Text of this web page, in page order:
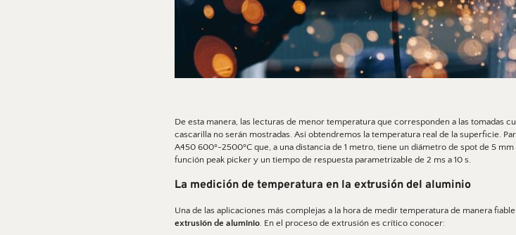
De esta manera, las lecturas de menor temperatura que corresponden a las tomadas
cascarilla no serán mostradas. Así obtendremos la temperatura real de la superficie.
A450 600º-2500ºC que, a una distancia de 1 metro, tiene un diámetro de spot de 5
función peak picker y un tiempo de respuesta parametrizable de 2 ms a 10 s.
La medición de temperatura en la extrusión del aluminio
extrusión de aluminio. En el proceso de extrusión es crítico conocer: